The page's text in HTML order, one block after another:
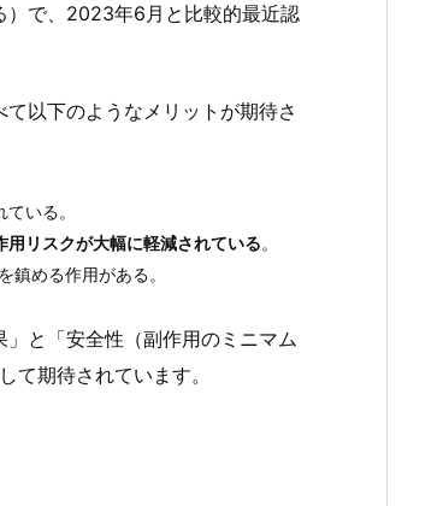
）で、2023年6月と比較的最近認
以下のようなメリットが期待さ
いる。
用リスクが大幅に軽減されている。
める作用がある。
と「安全性（副作用のミニマム
て期待されています。